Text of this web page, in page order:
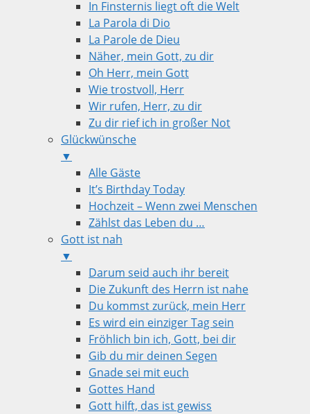
In Finsternis liegt oft die Welt
La Parola di Dio
La Parole de Dieu
Näher, mein Gott, zu dir
Oh Herr, mein Gott
Wie trostvoll, Herr
Wir rufen, Herr, zu dir
Zu dir rief ich in großer Not
Glückwünsche
▼
Alle Gäste
It’s Birthday Today
Hochzeit – Wenn zwei Menschen
Zählst das Leben du …
Gott ist nah
▼
Darum seid auch ihr bereit
Die Zukunft des Herrn ist nahe
Du kommst zurück, mein Herr
Es wird ein einziger Tag sein
Fröhlich bin ich, Gott, bei dir
Gib du mir deinen Segen
Gnade sei mit euch
Gottes Hand
Gott hilft, das ist gewiss